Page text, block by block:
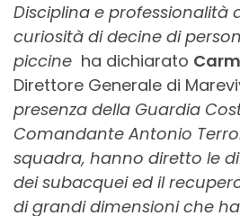
Disciplina e professionalità
curiosità di decine di
piccine ha dichiarato
Direttore Generale di
presenza della Guardia
Comandante Antonio
squadra, hanno diretto le
dei subacquei ed il
di grandi dimensioni che